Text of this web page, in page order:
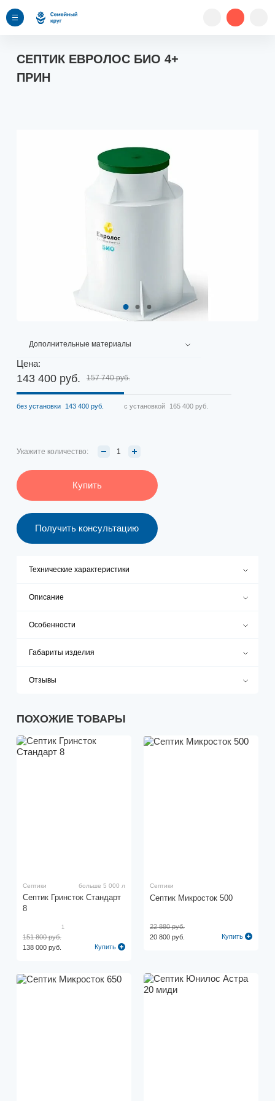
СЕПТИК ЕВРОЛОС БИО 4+
ПРИН
Цена:
143 400 руб. 157 740 руб.
без установки 143 400 руб. с установкой 165 400 руб.
Укажите количество:
Купить
Получить консультацию
Технические характеристики
Описание
Особенности
Габариты изделия
Отзывы
Дополнительные материалы
ПОХОЖИЕ ТОВАРЫ
Септики больше 5 000 л
Септик Гринсток Стандарт
8
1
138 000 руб.
151 800 руб.
Купить
Септики
Септик Микросток 500
20 800 руб.
22 880 руб.
Купить